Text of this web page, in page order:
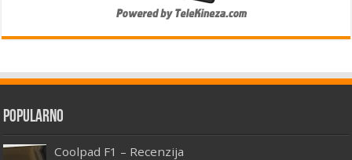
Popularno
Coolpad F1 – Recenzija